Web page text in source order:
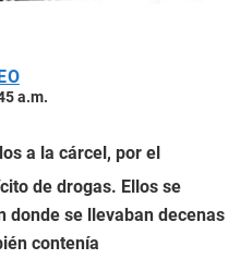
a.m.
a la cárcel, por el
de drogas. Ellos se
donde se llevaban decenas
contenía